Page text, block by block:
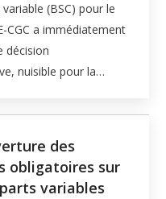
(BSC) pour le
CGC a immédiatement
décision
nuisible pour la…
des
obligatoires sur
variables